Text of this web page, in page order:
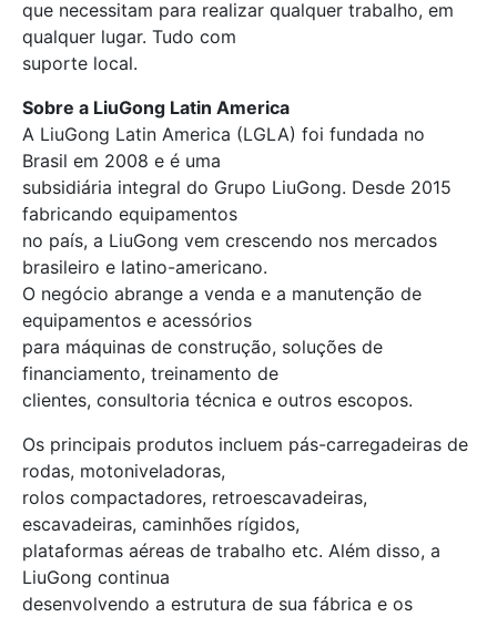
que necessitam para realizar qualquer trabalho, em
qualquer lugar. Tudo com
suporte local.
Sobre a LiuGong Latin America
A LiuGong Latin America (LGLA) foi fundada no
Brasil em 2008 e é uma
subsidiária integral do Grupo LiuGong. Desde 2015
fabricando equipamentos
no país, a LiuGong vem crescendo nos mercados
brasileiro e latino-americano.
O negócio abrange a venda e a manutenção de
equipamentos e acessórios
para máquinas de construção, soluções de
financiamento, treinamento de
clientes, consultoria técnica e outros escopos.
Os principais produtos incluem pás-carregadeiras de
rodas, motoniveladoras,
rolos compactadores, retroescavadeiras,
escavadeiras, caminhões rígidos,
plataformas aéreas de trabalho etc. Além disso, a
LiuGong continua
desenvolvendo a estrutura de sua fábrica e os